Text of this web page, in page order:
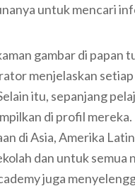
untuk mencari
gambar di papan
menjelaskan
itu, sepanjang
di profil
di Asia, Amerika
dan untuk semua
juga